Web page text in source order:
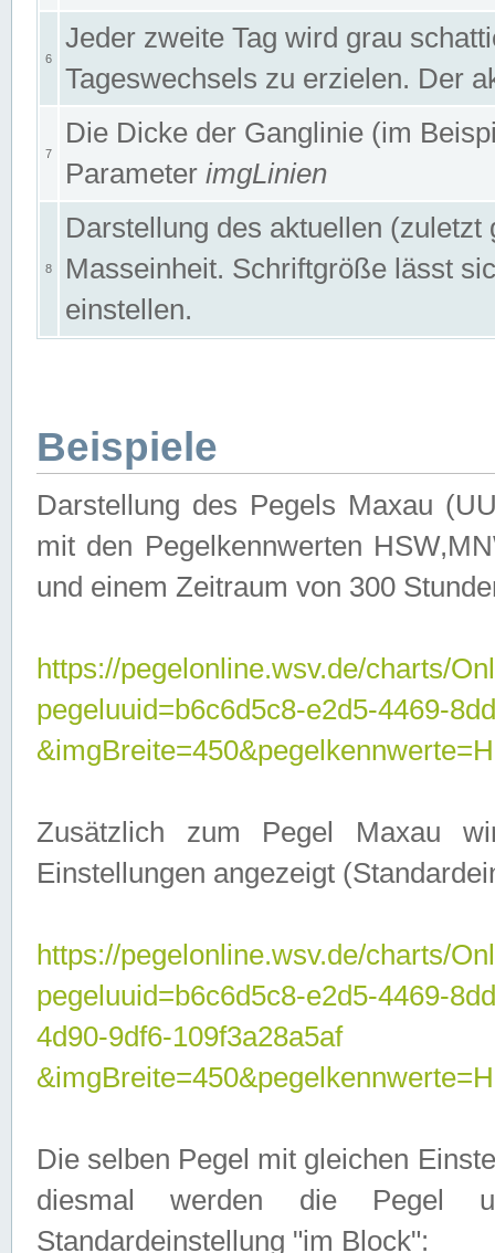
6
Jeder zweite Tag wird grau
Tageswechsels zu erzielen. Der
7
Die Dicke der Ganglinie (im
Parameter imgLinien
8
Darstellung des aktuellen
Masseinheit. Schriftgröße lässt
einstellen.
Beispiele
Darstellung des Pegels Maxau
mit den Pegelkennwerten
und einem Zeitraum von 300
https://pegelonline.wsv.de/charts/
pegeluuid=b6c6d5c8-e2d5-4469-
Zusätzlich zum Pegel Maxau
Einstellungen angezeigt
https://pegelonline.wsv.de/charts/
pegeluuid=b6c6d5c8-e2d5-4469-
4d90-9df6-109f3a28a5af
Die selben Pegel mit gleichen
diesmal werden die Pegel
Standardeinstellung "im Block":